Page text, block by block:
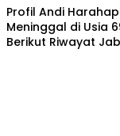
Profil Andi
Meninggal di Usia
Berikut Riwayat